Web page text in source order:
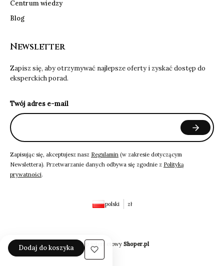
Centrum wiedzy
Blog
Newsletter
Zapisz się, aby otrzymywać najlepsze oferty i zyskać dostęp do
eksperckich porad.
Twój adres e-mail
Zapisując się, akceptujesz nasz Regulamin (w zakresie dotyczącym
Newslettera). Przetwarzanie danych odbywa się zgodnie z Polityką
prywatności.
polski zł
Sklep internetowy Shoper.pl
Dodaj do koszyka